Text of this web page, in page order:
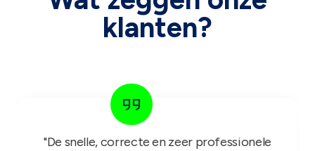
klanten?
"Het GIFT FOR KIDS project is een succes in